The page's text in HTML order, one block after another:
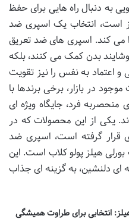
به دنبال راه هایی برای حفظ
است، انتخاب یک اسپری ضد
می کند. اسپری های ضد تعریق
بدن کمک می کنند، بلکه
و اعتماد به نفس را نیز تقویت
در بازار، برخی برندها با
فرد، جایگاه ویژه ای
یکی از این محصولات که در
قرار گرفته است، اسپری ضد
برند محبوب بورلی هیلز پولو کلاب است. این
ای دلنشین، به گزینه ای جذاب